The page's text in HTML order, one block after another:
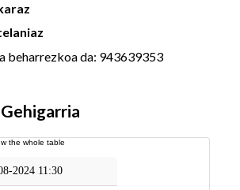
beharrezkoa da: 943639353
2024 11:30